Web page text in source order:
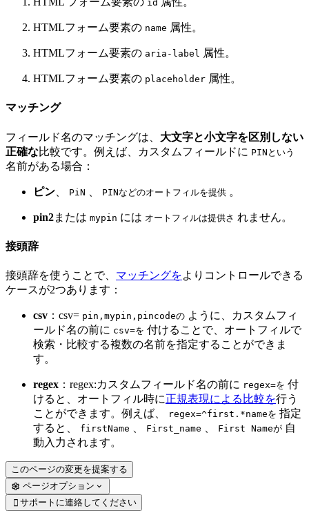
id
HTMLフォーム要素の name 属性。
HTMLフォーム要素の aria-label 属性。
HTMLフォーム要素の placeholder 属性。
マッチング
フィールド名のマッチングは、 大文字と小文字を区別しない
正確な比較です。例えば、カスタムフィールドに PINという
名前がある場合：
ピン PiN PINなどのオートフィルを提供 。
pin2または mypin には オートフィルは提供さ れません。
接頭辞
接頭辞を使うことで、 マッチングをよりコントロールできる
ケースが2つあります：
csv ：csv= pin,mypin,pincodeの ように、カスタムフィ
ールド名の前に csv=を 付けることで、オートフィルで
検索・比較する複数の名前を指定することができま
す。
regex ：regex:カスタムフィールド名の前に regex=を 付
けると、オートフィル時に正規表現による比較を行う
ことができます。例えば、
regex=^first.*nameを 指定
すると、
firstName First_name First Nameが 自
動入力されます。
このページの変更を提案する
ページオプション
 サポートに連絡してください